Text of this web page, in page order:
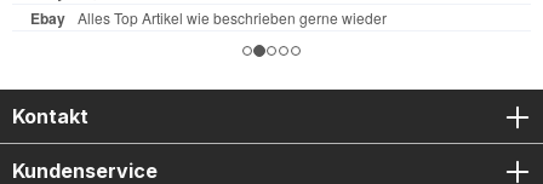
Kontakt
Kundenservice